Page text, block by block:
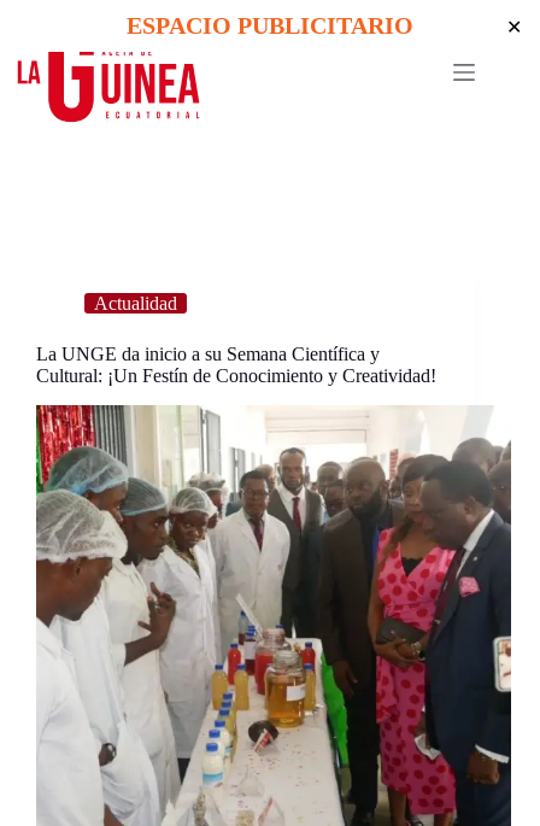
content
ESPACIO PUBLICITARIO ✕
Actualidad
La UNGE da inicio a su Semana Científica y
Cultural: ¡Un Festín de Conocimiento y Creatividad!